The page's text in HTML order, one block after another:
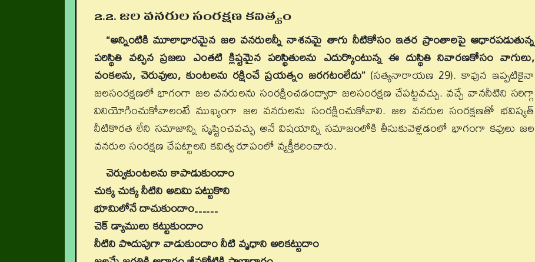
2.2. జల వనరుల సంరక్షణ కవిత్వం
“అన్నింటికి మూలాధారమైన జల వనరులన్నీ నాశనమై తాగు నీటికోసం ఇతర ప్రాంతాలపై ఆధారపడుతున్న
పరిస్థితి వచ్చిన ప్రజలు ఎంతటి క్లిష్టమైన పరిస్థితులను ఎదుర్కొంటున్న ఈ దుస్థితి నివారణకోసం వాగులు,
వంకలను, చెరువులు, కుంటలను రక్షించే ప్రయత్నం జరగటంలేదు”(సత్యనారాయణ 29). కావున ఇప్పటికైనా
జలసంరక్షణలో భాగంగా జల వనరులను సంరక్షించడంద్వారా జలసంరక్షణ చేపట్టవచ్చు. వచ్చే వాననీటిని సరిగ్గా
వినియోగించుకోవాలంటే ముఖ్యంగా జల వనరులను సంరక్షించుకోవాలి. జల వనరుల సంరక్షణతో భవిష్యత్
నీటికొరత లేని సమాజాన్ని సృష్టించవచ్చు అనే విషయాన్ని సమాజంలోకి తీసుకువెళ్లడంలో భాగంగా కవులు జల
వనరుల సంరక్షణ చేపట్టాలని కవిత్వ రూపంలో వ్యక్తీకరించారు.
చెర్వుకుంటలను కాపాడుకుందాం
చుక్క చుక్క నీటిని అదిమి పట్టుకొని
భూమిలోనే దాచుకుందాం……
చెక్ డ్యాములు కట్టుకుందాం
నీటిని పొదుపుగా వాడుకుందాం నీటి వృధాని అరికట్టుదాం